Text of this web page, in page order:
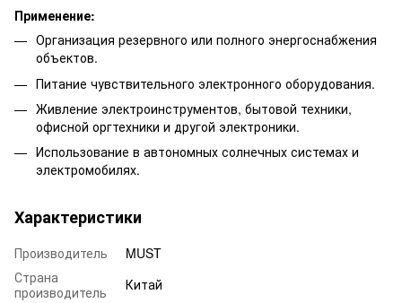
Применение:
Организация резервного или полного энергоснабжения
объектов.
Питание чувствительного электронного оборудования.
Живление электроинструментов, бытовой техники,
офисной оргтехники и другой электроники.
Использование в автономных солнечных системах и
электромобилях.
Характеристики
Производитель
MUST
Страна
производитель
Китай